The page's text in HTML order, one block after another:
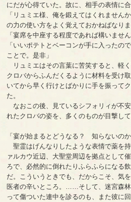
にだが心得ていた。故に、相手の表情に
「リュミエ様、俺を鍛えてはくれませ
の力の使い方をよく覚えておかねばなりま
「宴席を中座する程度であれば構いませ
「いいポテトとベーコンが手に入ったの
ことで。是非」
リュミエはその言葉に苦笑すると、軽
クロバからふんだくるように材料を受け
いてから早く行けとばかりに手を振って
た。
なおこの後、見ているシフォリィが不
れたクロバの姿を、多くのものが目撃して
「宴が始まるとどうなる？ 知らないの
聖霊はげんなりしたような表情で薬を
ァルカウ近辺、大聖堂周辺を拠点として
ろで、必然的に倒れたりふらふらになる
だ。こういうときでも、だからこそ、気
医者の辛いところ。……そして、迷宮森
って傷ついた連中を診るのも、また彼に